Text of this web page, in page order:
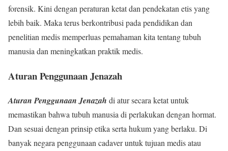
forensik. Kini dengan peraturan ketat dan pendekatan etis yang
lebih baik. Maka terus berkontribusi pada pendidikan dan
penelitian medis memperluas pemahaman kita tentang tubuh
manusia dan meningkatkan praktik medis.
Aturan Penggunaan Jenazah
Aturan Penggunaan Jenazah di atur secara ketat untuk
memastikan bahwa tubuh manusia di perlakukan dengan hormat.
Dan sesuai dengan prinsip etika serta hukum yang berlaku. Di
banyak negara penggunaan cadaver untuk tujuan medis atau